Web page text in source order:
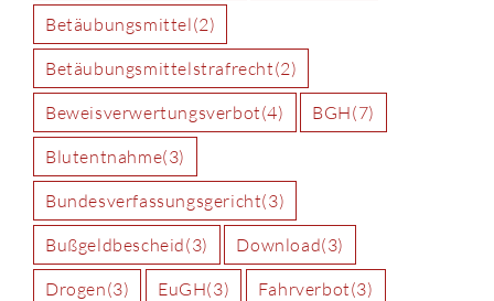
Betäubungsmittel(2)
Betäubungsmittelstrafrecht(2)
Beweisverwertungsverbot(4) BGH(7)
Blutentnahme(3)
Bundesverfassungsgericht(3)
Bußgeldbescheid(3) Download(3)
Drogen(3) EuGH(3) Fahrverbot(3)